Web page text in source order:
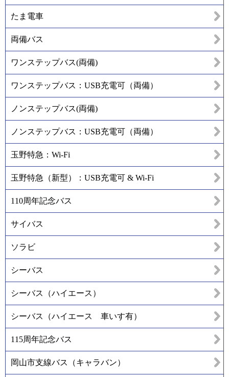
たま電車
両備バス
ワンステップバス(両備)
ワンステップバス：USB充電可（両備）
ノンステップバス(両備)
ノンステップバス：USB充電可（両備）
玉野特急：Wi-Fi
玉野特急（新型）：USB充電可 & Wi-Fi
110周年記念バス
サイバス
ソラビ
シーバス
シーバス（ハイエース）
シーバス（ハイエース 車いす有）
115周年記念バス
岡山市支線バス（キャラバン）